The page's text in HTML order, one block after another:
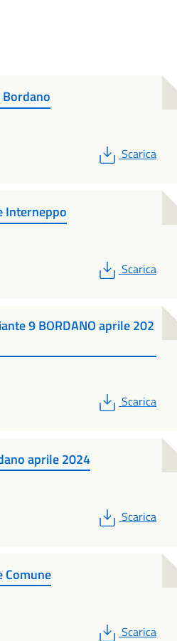
Bordano
PDF
Scarica
Interneppo
PDF
Scarica
9 BORDANO aprile 202
PDF
Scarica
aprile 2024
PDF
Scarica
Comune
PDF
Scarica